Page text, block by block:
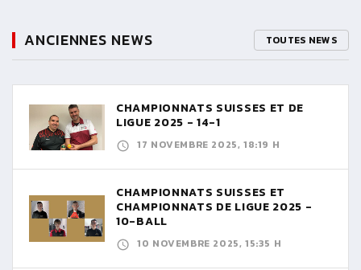
ANCIENNES NEWS TOUTES NEWS
CHAMPIONNATS SUISSES ET DE
LIGUE 2025 - 14-1
17 NOVEMBRE 2025, 18:19 H
CHAMPIONNATS SUISSES ET
CHAMPIONNATS DE LIGUE 2025 -
10-BALL
10 NOVEMBRE 2025, 15:35 H